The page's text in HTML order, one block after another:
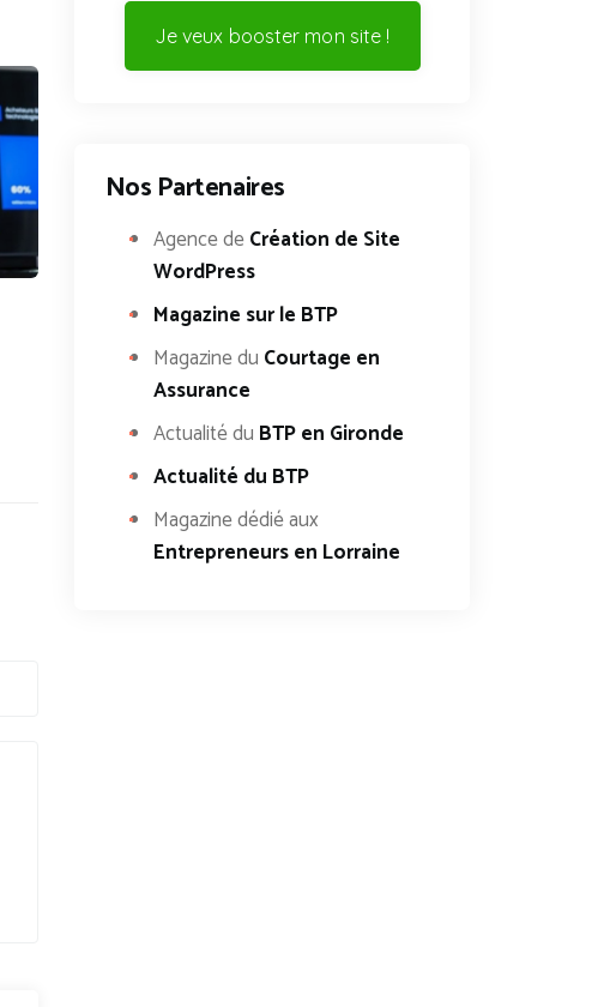
Je veux booster mon site !
Nos Partenaires
Agence deCréation de Site
WordPress
Magazine sur le BTP
Magazine du Courtage en
Assurance
Actualité du BTP en Gironde
Actualité du BTP
Magazine dédié aux
Entrepreneurs en Lorraine